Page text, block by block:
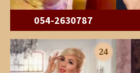
054-2630787
24